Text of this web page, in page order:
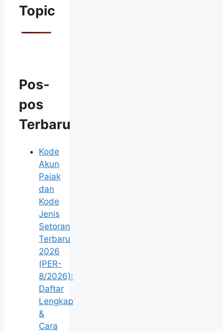
Topic
Pos-
pos
Terbaru
Kode
Akun
Pajak
dan
Kode
Jenis
Setoran
Terbaru
2026
(PER-
8/2026):
Daftar
Lengkap
&
Cara